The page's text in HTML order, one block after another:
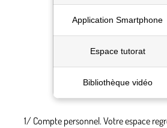
Application Smartphone
Espace tutorat
Bibliothèque vidéo
1/ Compte personnel. Votre espace